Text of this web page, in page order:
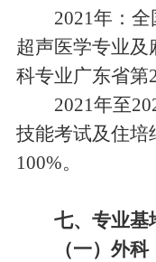
2021年：
超声医学专业及
科专业广东省第2
2021年至
技能考试及住培
100%。
七、专业基
（一）外